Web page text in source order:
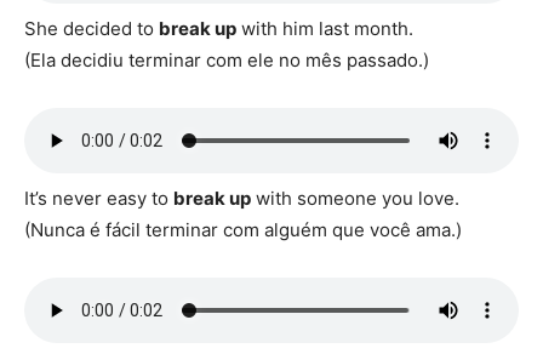
She decided to break up with him last month.
(Ela decidiu terminar com ele no mês passado.)
It’s never easy to break up with someone you love.
(Nunca é fácil terminar com alguém que você ama.)